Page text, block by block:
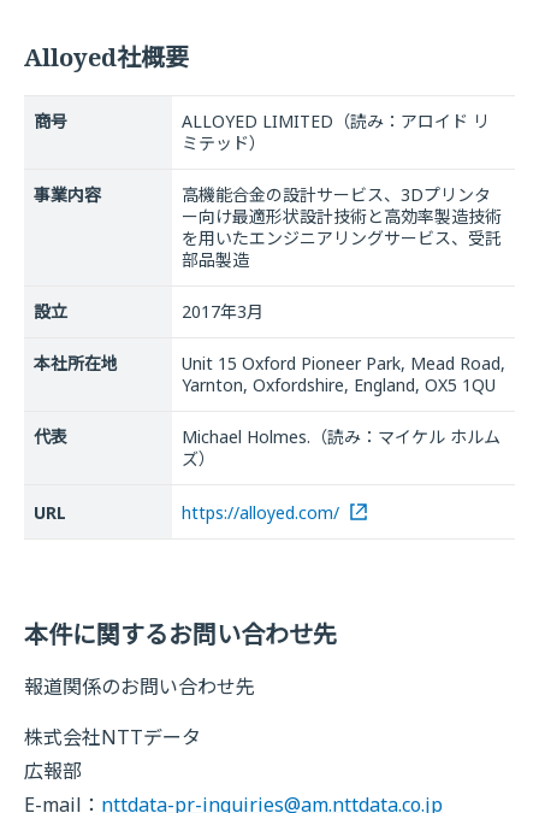
Alloyed社概要
商号
ALLOYED LIMITED（読み：アロイド リ
ミテッド）
事業内容
高機能合金の設計サービス、3Dプリンタ
ー向け最適形状設計技術と高効率製造技術
を用いたエンジニアリングサービス、受託
部品製造
設立 2017年3月
本社所在地
Unit 15 Oxford Pioneer Park, Mead Road,
Yarnton, Oxfordshire, England, OX5 1QU
代表
Michael Holmes.（読み：マイケル ホルム
ズ）
URL https://alloyed.com/
本件に関するお問い合わせ先
報道関係のお問い合わせ先
株式会社NTTデータ
広報部
E-mail： nttdata-pr-inquiries@am.nttdata.co.jp